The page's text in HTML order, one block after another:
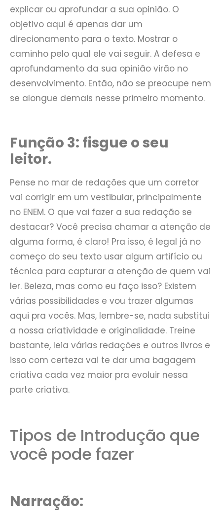
explicar ou aprofundar a sua opinião. O
objetivo aqui é apenas dar um
direcionamento para o texto. Mostrar o
caminho pelo qual ele vai seguir. A defesa e
aprofundamento da sua opinião virão no
desenvolvimento. Então, não se preocupe nem
se alongue demais nesse primeiro momento.
Função 3: fisgue o seu
leitor.
Pense no mar de redações que um corretor
vai corrigir em um vestibular, principalmente
no ENEM. O que vai fazer a sua redação se
destacar? Você precisa chamar a atenção de
alguma forma, é claro! Pra isso, é legal já no
começo do seu texto usar algum artifício ou
técnica para capturar a atenção de quem vai
ler. Beleza, mas como eu faço isso? Existem
várias possibilidades e vou trazer algumas
aqui pra vocês. Mas, lembre-se, nada substitui
a nossa criatividade e originalidade. Treine
bastante, leia várias redações e outros livros e
isso com certeza vai te dar uma bagagem
criativa cada vez maior pra evoluir nessa
parte criativa.
Tipos de Introdução que
você pode fazer
Narração: